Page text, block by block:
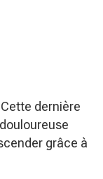
Cette dernière
grâce à